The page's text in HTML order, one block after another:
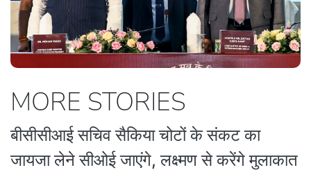
MORE STORIES
बीसीसीआई सचिव सैकिया चोटों के संकट का
जायजा लेने सीओई जाएंगे, लक्ष्मण से करेंगे मुलाकात